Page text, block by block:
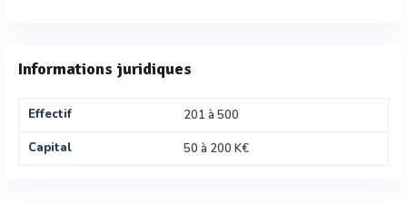
Informations juridiques
Effectif
201 à 500
Capital
50 à 200 K€